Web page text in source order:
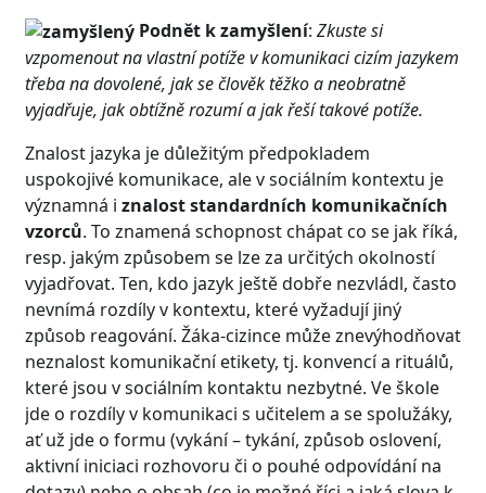
Podnět k zamyšlení: Zkuste si
vzpomenout na vlastní potíže v komunikaci cizím jazykem
třeba na dovolené, jak se člověk těžko a neobratně
vyjadřuje, jak obtížně rozumí a jak řeší takové potíže.
Znalost jazyka je důležitým předpokladem
uspokojivé komunikace, ale v sociálním kontextu je
významná i znalost standardních komunikačních
vzorců. To znamená schopnost chápat co se jak říká,
resp. jakým způsobem se lze za určitých okolností
vyjadřovat. Ten, kdo jazyk ještě dobře nezvládl, často
nevnímá rozdíly v kontextu, které vyžadují jiný
způsob reagování. Žáka-cizince může znevýhodňovat
neznalost komunikační etikety, tj. konvencí a rituálů,
které jsou v sociálním kontaktu nezbytné. Ve škole
jde o rozdíly v komunikaci s učitelem a se spolužáky,
ať už jde o formu (vykání – tykání, způsob oslovení,
aktivní iniciaci rozhovoru či o pouhé odpovídání na